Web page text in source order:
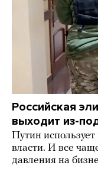
Российская
выходит из-
Путин
власти. И все
давления на